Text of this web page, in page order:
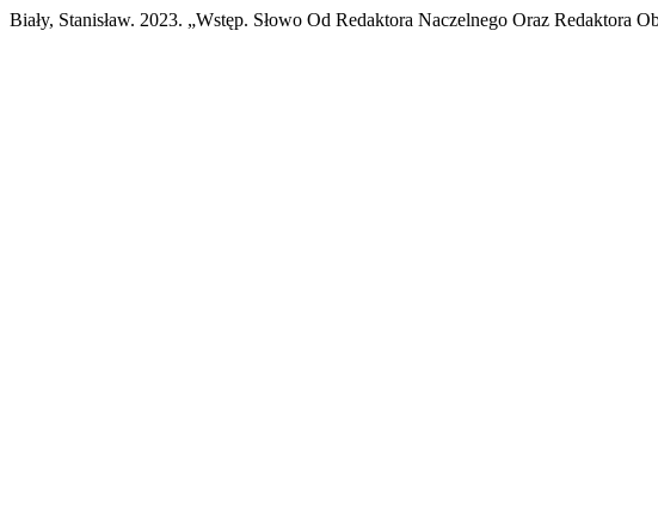
Biały, Stanisław. 2023. „Wstęp. Słowo Od Redaktora Naczelnego Oraz Redaktora